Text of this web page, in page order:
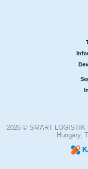
2026 © SMART LOGISTIK
Hungary,